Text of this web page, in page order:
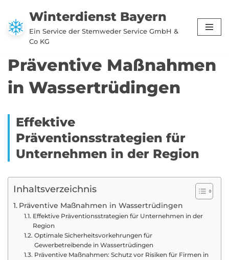
Zum
Inhalt
Winterdienst Bayern
Ein Service der Stemweder Service GmbH &
Co KG
Präventive Maßnahmen
in Wassertrüdingen
Effektive
Präventionsstrategien für
Unternehmen in der Region
Inhaltsverzeichnis
Präventive Maßnahmen in Wassertrüdingen
Effektive Präventionsstrategien für Unternehmen in der
Region
Optimale Sicherheitsvorkehrungen für
Gewerbetreibende in Wassertrüdingen
Präventive Maßnahmen: Schutz vor Risiken für Firmen in